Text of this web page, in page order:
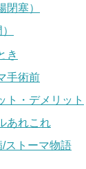
閉塞）
き
手術前
ト・デメリット
あれこれ
ストーマ物語